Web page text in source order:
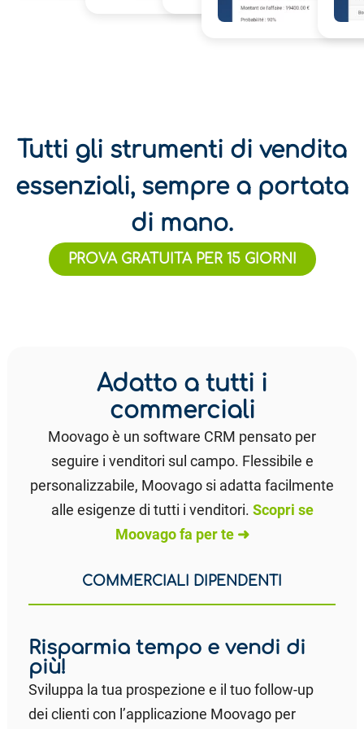
Tutti gli strumenti di vendita
essenziali, sempre a portata
di mano.
PROVA GRATUITA PER 15 GIORNI
Adatto a tutti i
commerciali
Moovago è un software CRM pensato per
seguire i venditori sul campo. Flessibile e
personalizzabile, Moovago si adatta facilmente
alle esigenze di tutti i venditori. Scopri se
Moovago fa per te ➜
COMMERCIALI DIPENDENTI
Risparmia tempo e vendi di
più!
Sviluppa la tua prospezione e il tuo follow-up
dei clienti con l’applicazione Moovago per